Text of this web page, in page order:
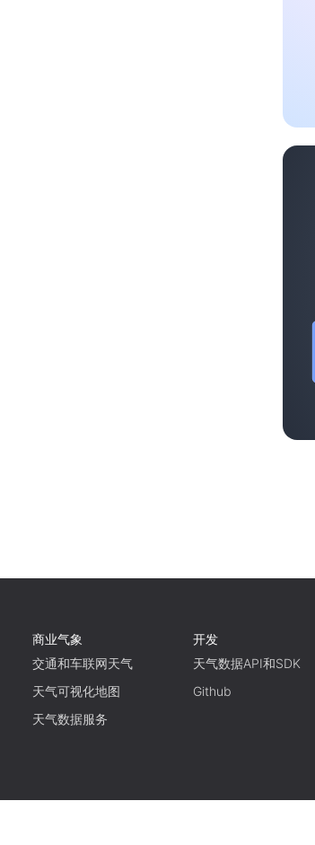
商业气象
交通和车联网天气
天气可视化地图
天气数据服务
开发
天气数据API和SDK
Github